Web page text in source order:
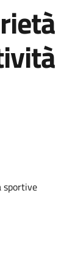
sportive